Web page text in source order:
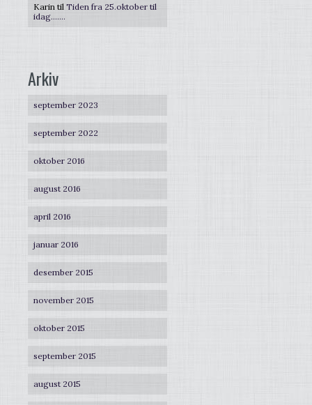
Karin tilTiden fra 25.oktober til
idag…….
Arkiv
september 2023
september 2022
oktober 2016
august 2016
april 2016
januar 2016
desember 2015
november 2015
oktober 2015
september 2015
august 2015